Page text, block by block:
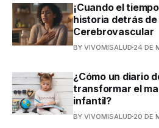
¡Cuando el
historia detrás
Cerebrovascular
BY VIVOMISALUD 24 DE
¿Cómo un diario
transformar el
infantil?
BY VIVOMISALUD 20 DE